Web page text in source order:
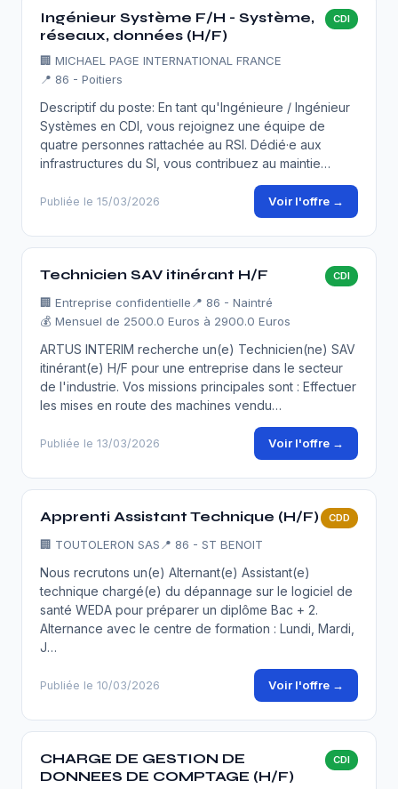
Ingénieur Système F/H - Système,
réseaux, données (H/F)
CDI
🏢 MICHAEL PAGE INTERNATIONAL FRANCE
📍 86 - Poitiers
Descriptif du poste: En tant qu'Ingénieure / Ingénieur
Systèmes en CDI, vous rejoignez une équipe de
quatre personnes rattachée au RSI. Dédié·e aux
infrastructures du SI, vous contribuez au maintie…
Publiée le 15/03/2026 Voir l'offre →
Technicien SAV itinérant H/F CDI
🏢 Entreprise confidentielle 📍 86 - Naintré
💰 Mensuel de 2500.0 Euros à 2900.0 Euros
ARTUS INTERIM recherche un(e) Technicien(ne) SAV
itinérant(e) H/F pour une entreprise dans le secteur
de l'industrie. Vos missions principales sont : Effectuer
les mises en route des machines vendu…
Publiée le 13/03/2026 Voir l'offre →
Apprenti Assistant Technique (H/F) CDD
🏢 TOUTOLERON SAS 📍 86 - ST BENOIT
Nous recrutons un(e) Alternant(e) Assistant(e)
technique chargé(e) du dépannage sur le logiciel de
santé WEDA pour préparer un diplôme Bac + 2.
Alternance avec le centre de formation : Lundi, Mardi,
J…
Publiée le 10/03/2026 Voir l'offre →
CHARGE DE GESTION DE
DONNEES DE COMPTAGE (H/F)
CDI